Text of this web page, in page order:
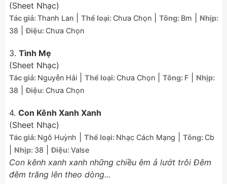
(Sheet Nhạc)
Tác giả:Thanh Lan Thể loại: Chưa Chọn Tông: Bm
Nhịp:
38
|Điệu: Chưa Chọn
3. Tình Mẹ
(Sheet Nhạc)
Tác giả: Nguyễn Hải Thể loại: Chưa Chọn Tông: F
Nhịp:
38
|Điệu: Chưa Chọn
4. Con Kênh Xanh Xanh
(Sheet Nhạc)
Tác giả: Ngô Huỳnh Thể loại: Nhạc Cách Mạng Tông: Cb
Nhịp: 38 |Điệu:Valse
Con kênh xanh xanh những chiều êm ả lướt trôi Đêm
đêm trăng lên theo dòng...